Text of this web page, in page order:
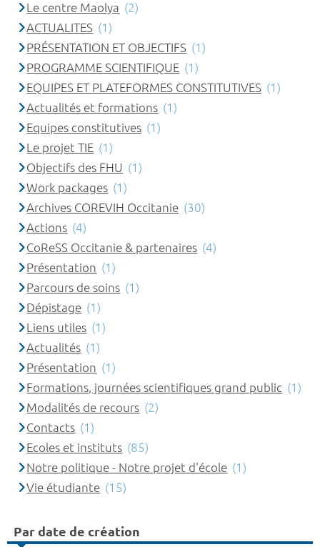
Le centre Maolya (2)
ACTUALITES (1)
PRÉSENTATION ET OBJECTIFS (1)
PROGRAMME SCIENTIFIQUE (1)
EQUIPES ET PLATEFORMES CONSTITUTIVES (1)
Actualités et formations (1)
Equipes constitutives (1)
Le projet TIE (1)
Objectifs des FHU (1)
Work packages (1)
Archives COREVIH Occitanie (30)
Actions (4)
CoReSS Occitanie & partenaires (4)
Présentation (1)
Parcours de soins (1)
Dépistage (1)
Liens utiles (1)
Actualités (1)
Présentation (1)
Formations, journées scientifiques grand public (1)
Modalités de recours (2)
Contacts (1)
Ecoles et instituts (85)
Notre politique - Notre projet d'école (1)
Vie étudiante (15)
Par date de création